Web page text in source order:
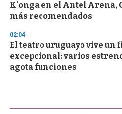
K'onga en el Antel Arena,
más recomendados
02:04
El teatro uruguayo vive un
excepcional: varios
agota funciones